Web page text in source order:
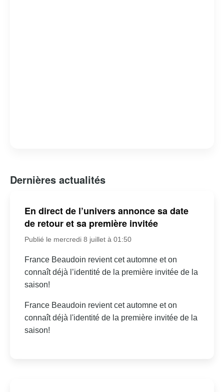
Dernières actualités
En direct de l’univers annonce sa date
de retour et sa première invitée
Publié le mercredi 8 juillet à 01:50
France Beaudoin revient cet automne et on
connaît déjà l’identité de la première invitée de la
saison!
France Beaudoin revient cet automne et on
connaît déjà l'identité de la première invitée de la
saison!